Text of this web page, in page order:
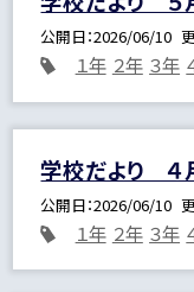
公開日 2026/06/10
１年 ２年 ３年
学校だより ４
公開日 2026/06/10
１年 ２年 ３年